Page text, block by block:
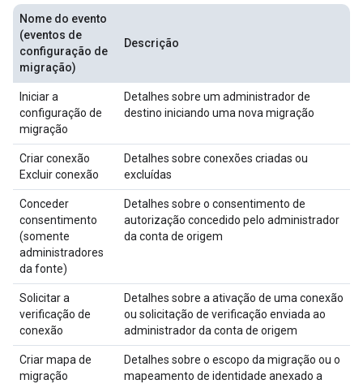
Nome do evento
(eventos de
configuração de
migração)
Descrição
Iniciar a
configuração de
migração
Detalhes sobre um administrador de
destino iniciando uma nova migração
Criar conexão
Excluir conexão
Detalhes sobre conexões criadas ou
excluídas
Conceder
consentimento
(somente
administradores
da fonte)
Detalhes sobre o consentimento de
autorização concedido pelo administrador
da conta de origem
Solicitar a
verificação de
conexão
Detalhes sobre a ativação de uma conexão
ou solicitação de verificação enviada ao
administrador da conta de origem
Criar mapa de
migração
Detalhes sobre o escopo da migração ou o
mapeamento de identidade anexado a